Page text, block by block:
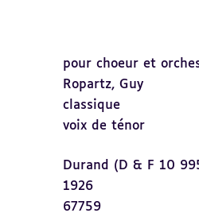
pour choeur et
Ropartz, Guy
classique
voix de ténor
Durand (D & F 10
1926
67759